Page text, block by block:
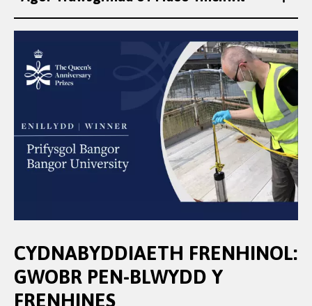
CYDNABYDDIAETH FRENHINOL:
GWOBR PEN-BLWYDD Y
FRENHINES